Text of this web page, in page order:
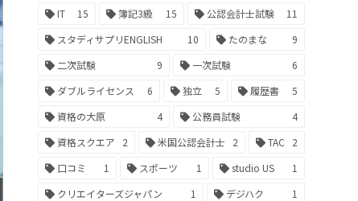
IT
15 簿記3級 15 公認会計士試験
11
スタディサプリENGLISH
10 たのまな
9
二次試験
9 一次試験
6
ダブルライセンス
6 独立 5 履歴書
5
資格の大原
4 公務員試験
4
資格スクエア
2 米国公認会計士 2 TAC
2
口コミ
1 スポーツ 1 studio US
1
クリエイターズジャパン
1 デジハク
1